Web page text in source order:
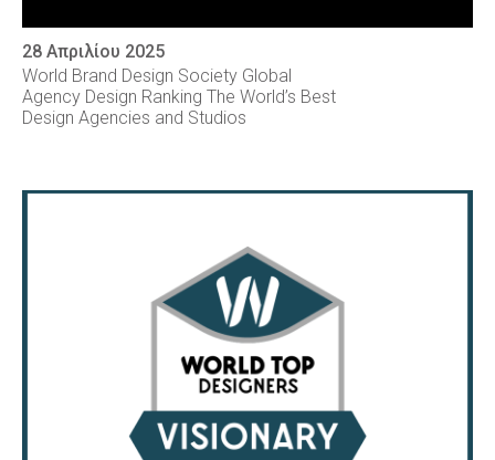
28 Απριλίου 2025
World Brand Design Society Global
Agency Design Ranking The World’s Best
Design Agencies and Studios